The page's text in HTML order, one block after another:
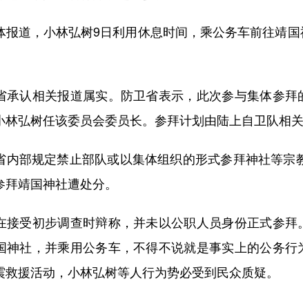
，小林弘树9日利用休息时间，乘公务车前往靖国
相关报道属实。防卫省表示，此次参与集体参拜
林弘树任该委员会委员长。参拜计划由陆上自卫队相
规定禁止部队或以集体组织的形式参拜神社等宗
靖国神社遭处分。
初步调查时辩称，并未以公职人员身份正式参拜
神社，并乘用公务车，不得不说就是事实上的公务
救援活动，小林弘树等人行为势必受到民众质疑。